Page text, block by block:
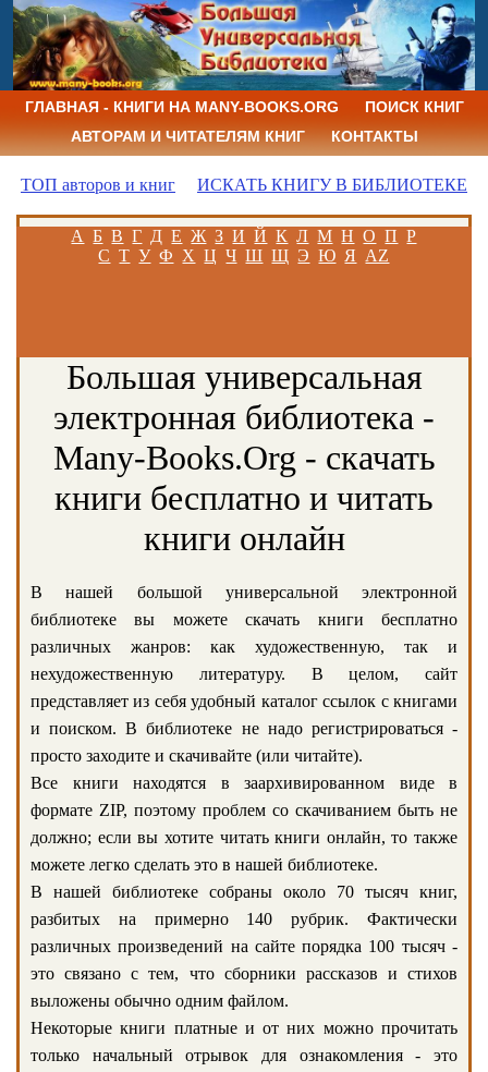
ГЛАВНАЯ - КНИГИ НА MANY-BOOKS.ORG
ПОИСК КНИГ
АВТОРАМ И ЧИТАТЕЛЯМ КНИГ
КОНТАКТЫ
ТОП авторов и книг ИСКАТЬ КНИГУ В БИБЛИОТЕКЕ
А Б В Г Д Е Ж З И Й К Л М Н О П Р
С Т У Ф Х Ц Ч Ш Щ Э Ю Я AZ
Большая универсальная
электронная библиотека -
Many-Books.Org - скачать
книги бесплатно и читать
книги онлайн
В нашей большой универсальной электронной
библиотеке вы можете скачать книги бесплатно
различных жанров: как художественную, так и
нехудожественную литературу. В целом, сайт
представляет из себя удобный каталог ссылок с книгами
и поиском. В библиотеке не надо регистрироваться -
просто заходите и скачивайте (или читайте).
Все книги находятся в заархивированном виде в
формате ZIP, поэтому проблем со скачиванием быть не
должно; если вы хотите читать книги онлайн, то также
можете легко сделать это в нашей библиотеке.
В нашей библиотеке собраны около 70 тысяч книг,
разбитых на примерно 140 рубрик. Фактически
различных произведений на сайте порядка 100 тысяч -
это связано с тем, что сборники рассказов и стихов
выложены обычно одним файлом.
Некоторые книги платные и от них можно прочитать
только начальный отрывок для ознакомления - это